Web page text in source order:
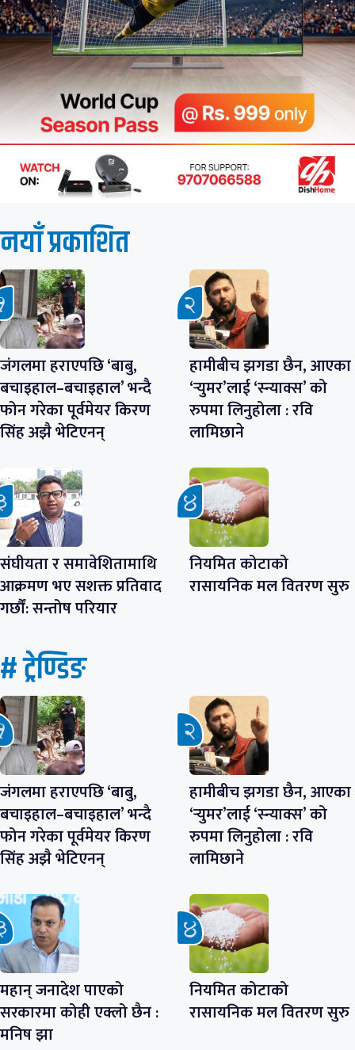
नयाँ प्रकाशित
जंगलमा हराएपछि ‘बाबु,
बचाइहाल–बचाइहाल’ भन्दै
फोन गरेका पूर्वमेयर किरण
सिंह अझै भेटिएनन्
हामीबीच झगडा छैन, आएका
‘र्‍युमर’लाई ‘स्न्याक्स’ को
रुपमा लिनुहोला : रवि
लामिछाने
संघीयता र समावेशितामाथि
आक्रमण भए सशक्त प्रतिवाद
गर्छौं: सन्तोष परियार
नियमित कोटाको
रासायनिक मल वितरण सुरु
# ट्रेण्डिङ
जंगलमा हराएपछि ‘बाबु,
बचाइहाल–बचाइहाल’ भन्दै
फोन गरेका पूर्वमेयर किरण
सिंह अझै भेटिएनन्
हामीबीच झगडा छैन, आएका
‘र्‍युमर’लाई ‘स्न्याक्स’ को
रुपमा लिनुहोला : रवि
लामिछाने
महान् जनादेश पाएको
सरकारमा कोही एक्लो छैन :
मनिष झा
नियमित कोटाको
रासायनिक मल वितरण सुरु